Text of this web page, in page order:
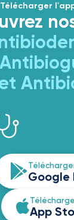
Télécharger
Google
App